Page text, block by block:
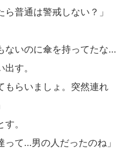
普通は警戒しない？」
ないのに傘を持ってたな…
す。
もらいましょ。突然連れ
。
って…男の人だったのね」